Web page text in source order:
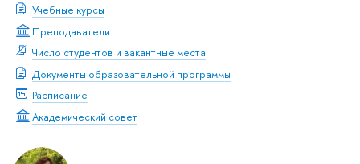
Учебные курсы
Преподаватели
Число студентов и вакантные места
Документы образовательной программы
Расписание
Академический совет